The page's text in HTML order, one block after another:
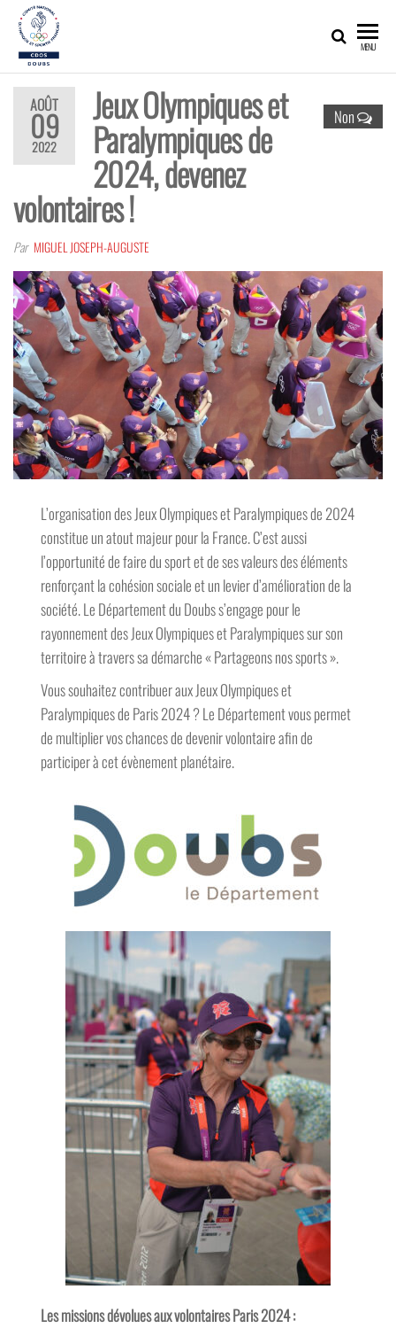
valoriser les
olympiques
et sportives
du Doubs !
MENU
AOÛT
09
2022
Non
Jeux Olympiques et
Paralympiques de
2024, devenez
volontaires !
Par MIGUEL JOSEPH-AUGUSTE
L’organisation des Jeux Olympiques et Paralympiques de 2024
constitue un atout majeur pour la France.C’est aussi
l’opportunité de faire du sport et de ses valeurs des éléments
renforçant la cohésion sociale et un levier d’amélioration de la
société. Le Département du Doubs s’engage pour le
rayonnement des Jeux Olympiques et Paralympiques sur son
territoire à travers sa démarche « Partageons nos sports ».
Vous souhaitez contribuer aux Jeux Olympiques et
Paralympiques de Paris 2024 ? Le Département vous permet
de multiplier vos chances de devenir volontaire afin de
participer à cet évènement planétaire.
Les missions dévolues aux volontaires Paris 2024 :